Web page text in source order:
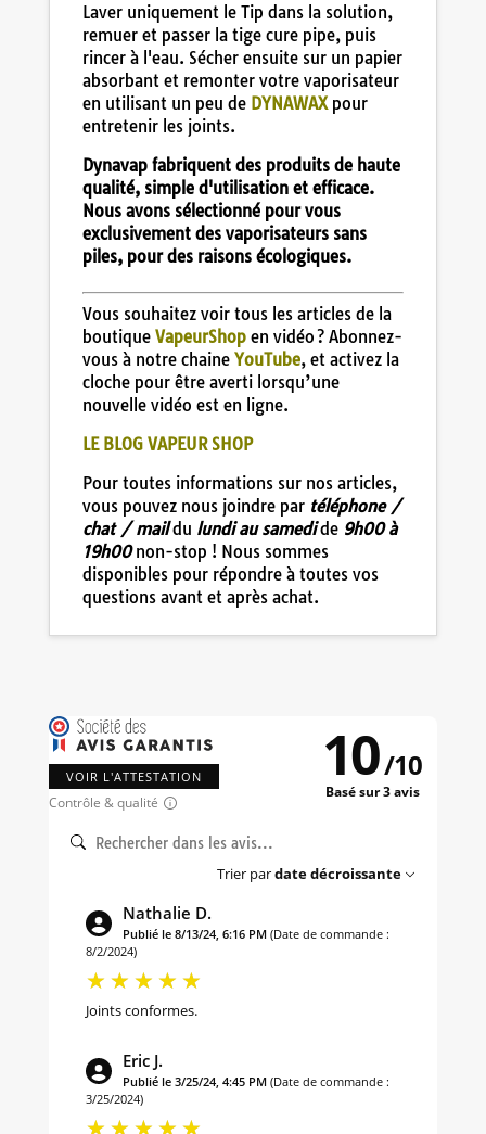
Laver uniquement le Tip dans la solution,
remuer et passer la tige cure pipe, puis
rincer à l'eau. Sécher ensuite sur un papier
absorbant et remonter votre vaporisateur
en utilisant un peu de DYNAWAX pour
entretenir les joints.
Dynavap fabriquent des produits de haute
qualité, simple d'utilisation et efficace.
Nous avons sélectionné pour vous
exclusivement des vaporisateurs sans
piles, pour des raisons écologiques.
Vous souhaitez voir tous les articles de la
boutique VapeurShopen vidéo ? Abonnez-
vous à notre chaine YouTube, et activez la
cloche pour être averti lorsqu’une
nouvelle vidéo est en ligne.
LE BLOG VAPEUR SHOP
Pour toutes informations sur nos articles,
vous pouvez nous joindre par téléphone /
chat / maildu lundi au samedide 9h00 à
19h00non-stop ! Nous sommes
disponibles pour répondre à toutes vos
questions avant et après achat.
VOIR L'ATTESTATION
Contrôle & qualité
10/10
Basé sur 3 avis
Trier pardate décroissante
Nathalie D.
Publié le 8/13/24, 6:16 PM (Date de commande :
8/2/2024)
Joints conformes.
Eric J.
Publié le 3/25/24, 4:45 PM (Date de commande :
3/25/2024)